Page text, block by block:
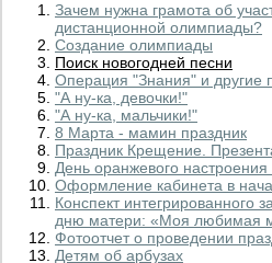
Зачем нужна грамота об
дистанционной олимпиады?
Создание олимпиады
Поиск новогодней песни
Операция "Знания" и другие
"А ну-ка, девочки!"
"А ну-ка, мальчики!"
8 Марта - мамин праздник
Праздник Крещение.
День оранжевого
Оформление кабинета в
Конспект интегрированного
дню матери: «Моя любимая
Фотоотчет о проведении
Детям об арбузах